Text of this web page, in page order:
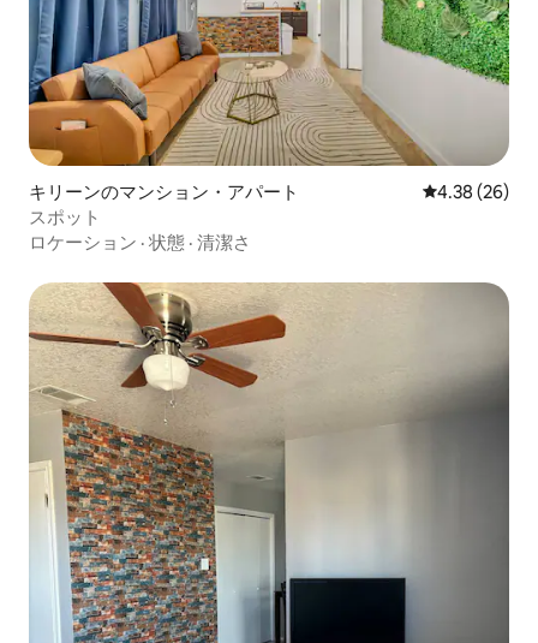
キリーンのマンション・アパート レビュー26
4.38 (26)
スポット
ロケーション · 状態 · 清潔さ